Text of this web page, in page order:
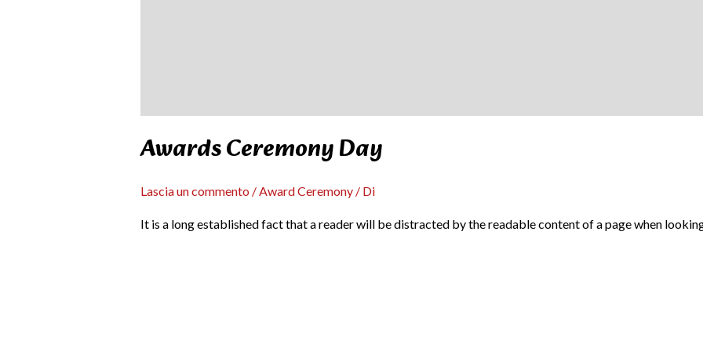
Awards Ceremony Day
Lascia un commento /Award Ceremony/ Di
It is a long established fact that a reader will be distracted by the readable content of a page when